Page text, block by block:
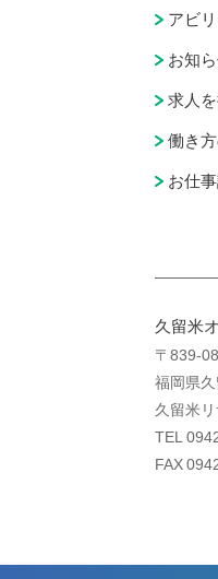
アビ
お知
求人
働き
お仕
久留米
〒839-
福岡県
久留米
TEL
FAX